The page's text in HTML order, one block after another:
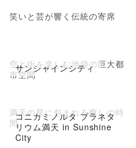
笑いと芸が響く伝統の寄席
サンシャインシティ
空と街を楽しむ池袋の巨大都
市空間
コニカミノルタ プラネタ
リウム満天 in Sunshine
City
満天の星に包まれる癒しの時
間